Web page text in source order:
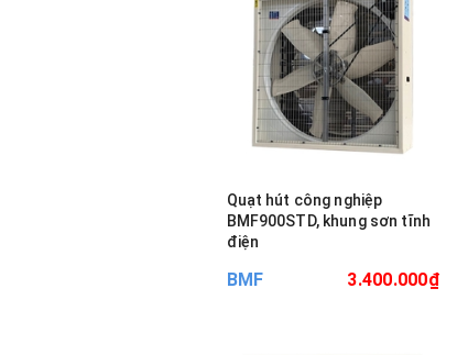
Quạt hút công nghiệp
BMF900STD, khung sơn tĩnh
điện
BMF 3.400.000₫